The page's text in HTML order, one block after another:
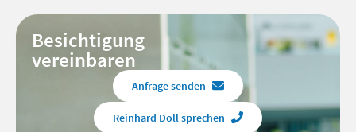
Besichtigung
vereinbaren
Anfrage senden
Reinhard Doll sprechen